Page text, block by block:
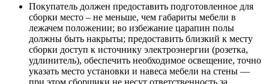
Покупатель должен предоставить подготовленное для
сборки место – не меньше, чем габариты мебели в
лежачем положении; во избежание царапин полы
должны быть накрыты; предоставить близкий к месту
сборки доступ к источнику электроэнергии (розетка,
удлинитель), обеспечить необходимое освещение, точно
указать место установки и навеса мебели на стены —
при этом сборщики не несут ответственность за